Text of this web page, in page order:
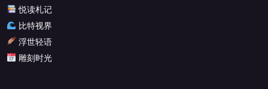
悦读札记
比特视界
浮世轻语
雕刻时光